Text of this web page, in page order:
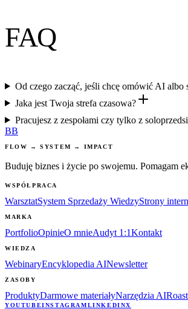
FAQ
Od czego zacząć, jeśli chcę omówić AI albo
Jaka jest Twoja strefa czasowa?
Pracujesz z zespołami czy tylko z
BB
FLOW → SYSTEM → IMPACT
Buduję biznes i życie po swojemu. Pomagam
WSPÓŁPRACA
WarsztatSystem Sprzedaży WiedzyStrony
MARKA
PortfolioOpinieO mnieAudyt 1:1Kontakt
WIEDZA
WebinaryEncyklopedia AINewsletter
ZASOBY
ProduktyDarmowe materiałyNarzędzia AI
YOUTUBEINSTAGRAMLINKEDINX